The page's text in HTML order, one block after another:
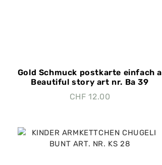
Gold Schmuck postkarte einfach a
Beautiful story art nr. Ba 39
CHF 12.00